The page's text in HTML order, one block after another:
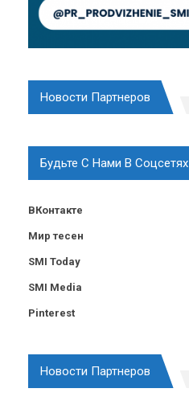
Новости Партнеров
Будьте С Нами В Соцсетях
ВКонтакте
Мир тесен
SMI Today
SMI Media
Pinterest
Новости Партнеров